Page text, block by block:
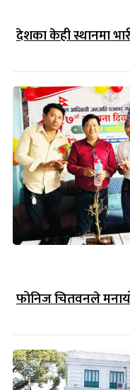
देशका केही स्थानमा
फोनिज चितवनले